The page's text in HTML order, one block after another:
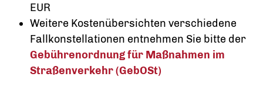
EUR
Weitere Kostenübersichten verschiedene
Fallkonstellationen entnehmen Sie bitte der
Gebührenordnung für Maßnahmen im
Straßenverkehr (GebOSt)